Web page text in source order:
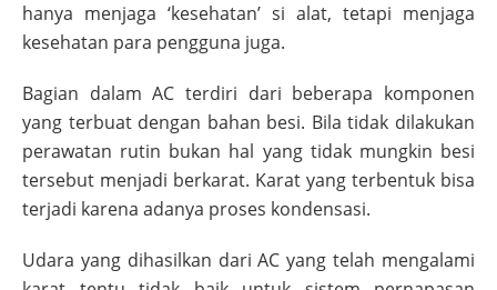
hanya menjaga ‘kesehatan’ si alat, tetapi menjaga
kesehatan para pengguna juga.
Bagian dalam AC terdiri dari beberapa komponen
yang terbuat dengan bahan besi. Bila tidak dilakukan
perawatan rutin bukan hal yang tidak mungkin besi
tersebut menjadi berkarat. Karat yang terbentuk bisa
terjadi karena adanya proses kondensasi.
Udara yang dihasilkan dari AC yang telah mengalami